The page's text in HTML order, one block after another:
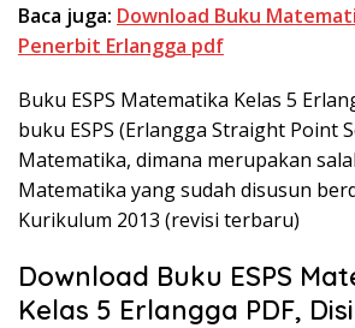
Baca juga: Download Buku
Penerbit Erlangga pdf
Buku ESPS Matematika Kelas 5
buku ESPS (Erlangga Straight Point
Matematika, dimana merupakan
Matematika yang sudah disusun
Kurikulum 2013 (revisi terbaru)
Download Buku ESPS
Kelas 5 Erlangga PDF,